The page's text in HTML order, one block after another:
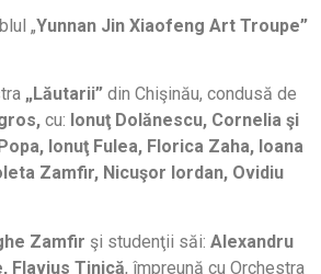
„Yunnan Jin Xiaofeng Art Troupe”
„Lăutarii” din Chişinău, condusă de
cu: Ionuţ Dolănescu, Cornelia şi
Ionuţ Fulea, Florica Zaha, Ioana
Zamfir, Nicuşor Iordan, Ovidiu
Zamfir şi studenţii săi: Alexandru
Flavius Tinică, împreună cu Orchestra